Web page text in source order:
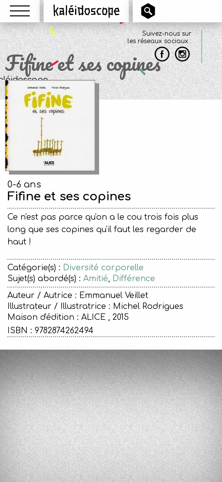
Menu Kaléidoscope
Suivez-nous sur
les réseaux sociaux :
Fifine et ses copines
0-6 ans
Fifine et ses copines
Ce n'est pas parce qu'on a le cou trois fois plus
long que ses copines qu'il faut les regarder de
haut !
Catégorie(s) : Diversité corporelle
Sujet(s) abordé(s) : Amitié, Différence
Auteur / Autrice : Emmanuel Veillet
Illustrateur / Illustratrice : Michel Rodrigues
Maison d'édition : ALICE , 2015
ISBN : 9782874262494